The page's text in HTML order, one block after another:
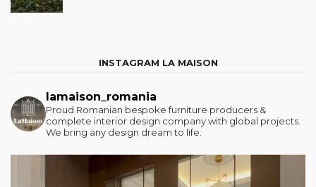
INSTAGRAM LA MAISON
lamaison_romania
Proud Romanian bespoke furniture producers &
complete interior design company with global projects.
We bring any design dream to life.